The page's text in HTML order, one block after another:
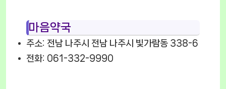
마음약국
주소: 전남 나주시 전남 나주시 빛가람동 338-6
전화: 061-332-9990